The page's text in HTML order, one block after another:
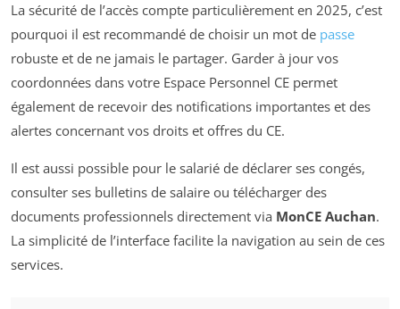
La sécurité de l’accès compte particulièrement en 2025, c’est
pourquoi il est recommandé de choisir un mot de passe
robuste et de ne jamais le partager. Garder à jour vos
coordonnées dans votre Espace Personnel CE permet
également de recevoir des notifications importantes et des
alertes concernant vos droits et offres du CE.
Il est aussi possible pour le salarié de déclarer ses congés,
consulter ses bulletins de salaire ou télécharger des
documents professionnels directement via MonCE Auchan.
La simplicité de l’interface facilite la navigation au sein de ces
services.